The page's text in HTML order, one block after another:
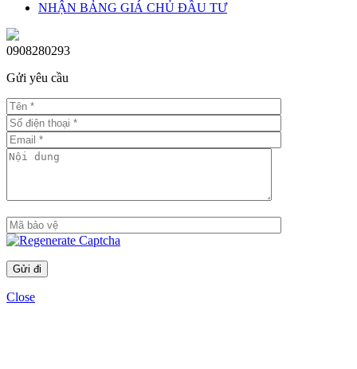
Tiện ích đẳng cấp
Tilia Residences
NHẬN BẢNG GIÁ CHỦ ĐẦU TƯ
0908280293
Gửi yêu cầu
Close